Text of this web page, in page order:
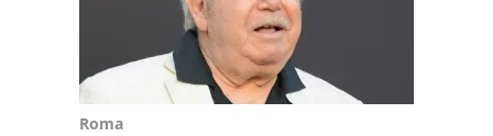
Roma